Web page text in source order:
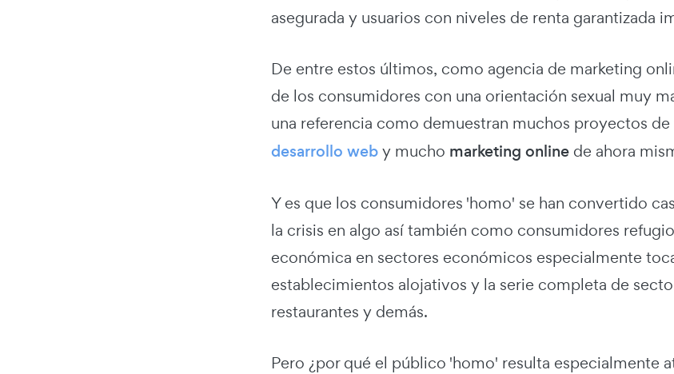
asegurada y usuarios con niveles de renta garantizada
De entre estos últimos, como agencia de marketing
de los consumidores con una orientación sexual muy
una referencia como demuestran muchos proyectos de
desarrollo weby mucho marketing online de ahora
Y es que los consumidores 'homo' se han convertido
la crisis en algo así también como consumidores
económica en sectores económicos especialmente
establecimientos alojativos y la serie completa de
restaurantes y demás.
Pero ¿por qué el público 'homo' resulta especialmente